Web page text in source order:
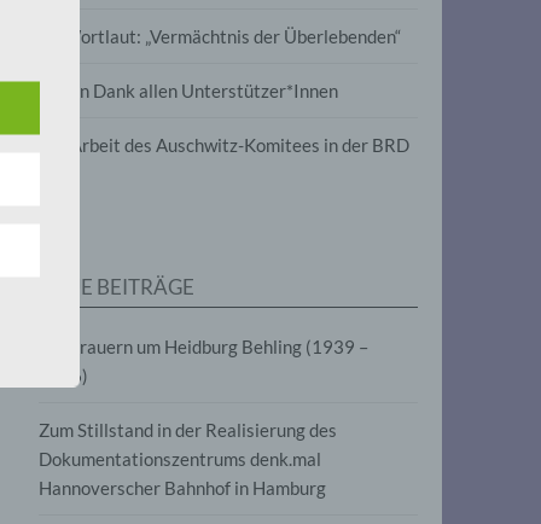
Im Wortlaut: „Vermächtnis der Überlebenden“
Vielen Dank allen Unterstützer*Innen
Zur Arbeit des Auschwitz-Komitees in der BRD
NEUE BEITRÄGE
Wir trauern um Heidburg Behling (1939 –
2026)
Zum Stillstand in der Realisierung des
Dokumentationszentrums denk.mal
Hannoverscher Bahnhof in Hamburg